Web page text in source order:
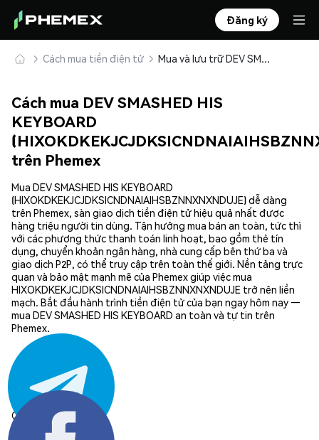
Đăng ký
Cách mua tiền điện tử Mua và lưu trữ DEV SMASHED HIS KEYBOARD (HIXOKDKEKJCJDKSICNDNAIAIHSBZNNXNXNDUJE) an toàn
Cách mua DEV SMASHED HIS
KEYBOARD
trên Phemex
Mua DEV SMASHED HIS KEYBOARD
(HIXOKDKEKJCJDKSICNDNAIAIHSBZNNXNXNDUJE) dễ dàng
trên Phemex, sàn giao dịch tiền điện tử hiệu quả nhất được
hàng triệu người tin dùng. Tận hưởng mua bán an toàn, tức thì
với các phương thức thanh toán linh hoạt, bao gồm thẻ tín
dụng, chuyển khoản ngân hàng, nhà cung cấp bên thứ ba và
giao dịch P2P, có thể truy cập trên toàn thế giới. Nền tảng trực
quan và bảo mật mạnh mẽ của Phemex giúp việc mua
HIXOKDKEKJCJDKSICNDNAIAIHSBZNNXNXNDUJE trở nên liền
mạch. Bắt đầu hành trình tiền điện tử của bạn ngay hôm nay —
mua DEV SMASHED HIS KEYBOARD an toàn và tự tin trên
Phemex.
Chia sẻ: